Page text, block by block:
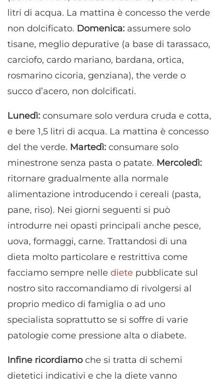
litri di acqua. La mattina è concesso the verde
non dolcificato. Domenica: assumere solo
tisane, meglio depurative (a base di tarassaco,
carciofo, cardo mariano, bardana, ortica,
rosmarino cicoria, genziana), the verde o
succo d’acero, non dolcificati.
Lunedì: consumare solo verdura cruda e cotta,
e bere 1,5 litri di acqua. La mattina è concesso
del the verde. Martedì: consumare solo
minestrone senza pasta o patate. Mercoledì:
ritornare gradualmente alla normale
alimentazione introducendo i cereali (pasta,
pane, riso). Nei giorni seguenti si può
introdurre nei opasti principali anche pesce,
uova, formaggi, carne. Trattandosi di una
dieta molto particolare e restrittiva come
facciamo sempre nelle diete pubblicate sul
nostro sito raccomandiamo di rivolgersi al
proprio medico di famiglia o ad uno
specialista soprattutto se si soffre di varie
patologie come pressione alta o diabete.
Infine ricordiamoche si tratta di schemi
dietetici indicativi e che la diete vanno